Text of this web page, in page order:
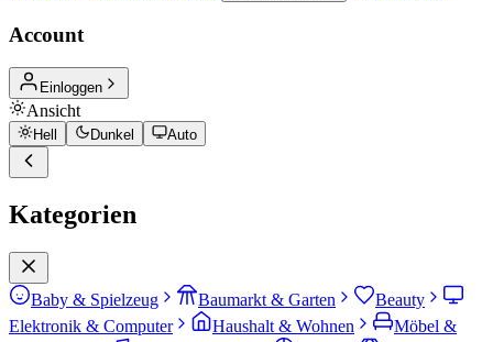
Account
Einloggen
Ansicht
Hell Dunkel Auto
Kategorien
Baby & Spielzeug Baumarkt & Garten
Beauty
Elektronik & Computer
Haushalt & Wohnen
Möbel &